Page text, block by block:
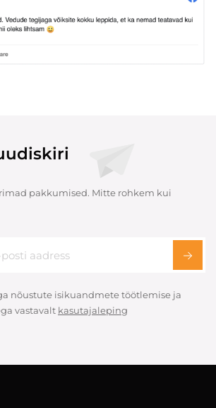
pakkumised. Mitte rohkem kui
nõustute isikuandmete töötlemise ja
vastavalt kasutajaleping